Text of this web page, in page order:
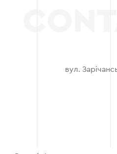
вул.